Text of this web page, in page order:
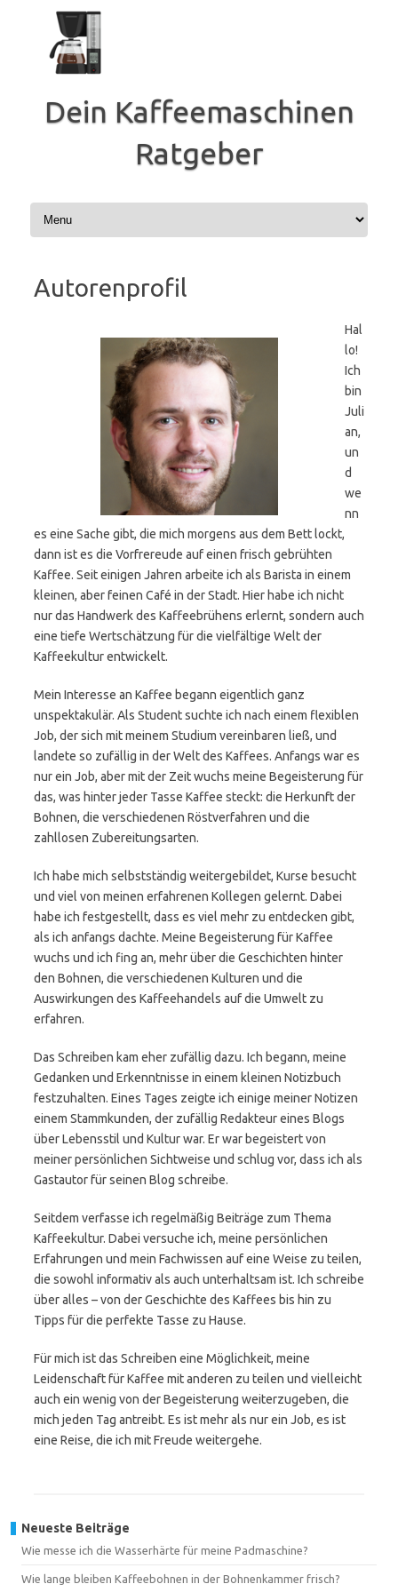
springen
Dein Kaffeemaschinen
Ratgeber
Autorenprofil
Hal
lo!
Ich
bin
Juli
an,
un
d
we
nn
es eine Sache gibt, die mich morgens aus dem Bett lockt,
dann ist es die Vorfrereude auf einen frisch gebrühten
Kaffee. Seit einigen Jahren arbeite ich als Barista in einem
kleinen, aber feinen Café in der Stadt. Hier habe ich nicht
nur das Handwerk des Kaffeebrühens erlernt, sondern auch
eine tiefe Wertschätzung für die vielfältige Welt der
Kaffeekultur entwickelt.
Mein Interesse an Kaffee begann eigentlich ganz
unspektakulär. Als Student suchte ich nach einem flexiblen
Job, der sich mit meinem Studium vereinbaren ließ, und
landete so zufällig in der Welt des Kaffees. Anfangs war es
nur ein Job, aber mit der Zeit wuchs meine Begeisterung für
das, was hinter jeder Tasse Kaffee steckt: die Herkunft der
Bohnen, die verschiedenen Röstverfahren und die
zahllosen Zubereitungsarten.
Ich habe mich selbstständig weitergebildet, Kurse besucht
und viel von meinen erfahrenen Kollegen gelernt. Dabei
habe ich festgestellt, dass es viel mehr zu entdecken gibt,
als ich anfangs dachte. Meine Begeisterung für Kaffee
wuchs und ich fing an, mehr über die Geschichten hinter
den Bohnen, die verschiedenen Kulturen und die
Auswirkungen des Kaffeehandels auf die Umwelt zu
erfahren.
Das Schreiben kam eher zufällig dazu. Ich begann, meine
Gedanken und Erkenntnisse in einem kleinen Notizbuch
festzuhalten. Eines Tages zeigte ich einige meiner Notizen
einem Stammkunden, der zufällig Redakteur eines Blogs
über Lebensstil und Kultur war. Er war begeistert von
meiner persönlichen Sichtweise und schlug vor, dass ich als
Gastautor für seinen Blog schreibe.
Seitdem verfasse ich regelmäßig Beiträge zum Thema
Kaffeekultur. Dabei versuche ich, meine persönlichen
Erfahrungen und mein Fachwissen auf eine Weise zu teilen,
die sowohl informativ als auch unterhaltsam ist. Ich schreibe
über alles – von der Geschichte des Kaffees bis hin zu
Tipps für die perfekte Tasse zu Hause.
Für mich ist das Schreiben eine Möglichkeit, meine
Leidenschaft für Kaffee mit anderen zu teilen und vielleicht
auch ein wenig von der Begeisterung weiterzugeben, die
mich jeden Tag antreibt. Es ist mehr als nur ein Job, es ist
eine Reise, die ich mit Freude weitergehe.
Neueste Beiträge
Wie messe ich die Wasserhärte für meine Padmaschine?
Wie lange bleiben Kaffeebohnen in der Bohnenkammer frisch?